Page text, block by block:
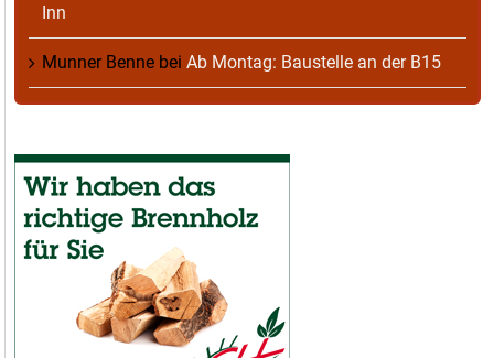
Inn
Munner Benne bei Ab Montag: Baustelle an der B15